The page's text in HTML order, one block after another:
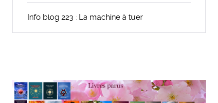
Info blog 223 : La machine à tuer